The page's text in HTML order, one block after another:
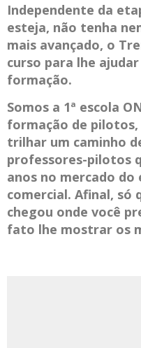
Independente da
esteja, não tenha
mais avançado, o
curso para lhe
formação.
Somos a 1ª escola
formação de
trilhar um caminho
professores-pilotos
anos no mercado do
comercial. Afinal, só
chegou onde você
fato lhe mostrar os